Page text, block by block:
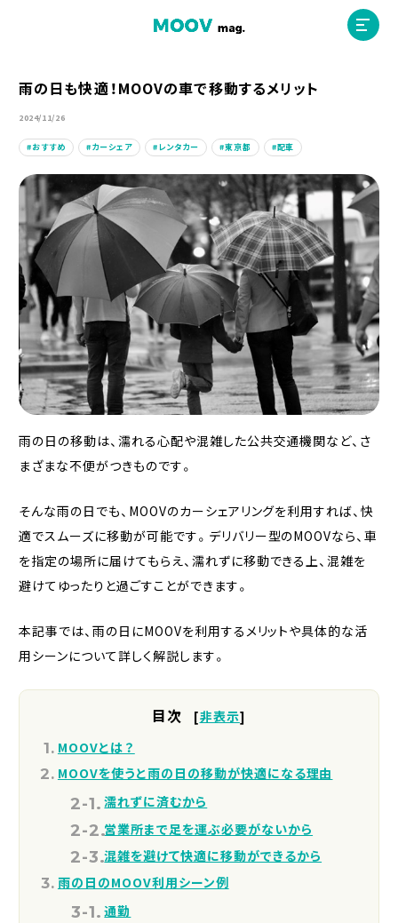
ホーム
運営会社
MOOVマガジン利用規約
お問合せ
人材募集（ライター、配車スタッフ、デザイナー）
雨の日も快適！MOOVの車で移動するメリット
2024/11/26
おすすめ カーシェア レンタカー 東京都 配車
雨の日の移動は、濡れる心配や混雑した公共交通機関など、さ
まざまな不便がつきものです。
そんな雨の日でも、MOOVのカーシェアリングを利用すれば、快
適でスムーズに移動が可能です。デリバリー型のMOOVなら、車
を指定の場所に届けてもらえ、濡れずに移動できる上、混雑を
避けてゆったりと過ごすことができます。
本記事では、雨の日にMOOVを利用するメリットや具体的な活
用シーンについて詳しく解説します。
目次 [非表示]
MOOVとは？
MOOVを使うと雨の日の移動が快適になる理由
濡れずに済むから
営業所まで足を運ぶ必要がないから
混雑を避けて快適に移動ができるから
雨の日のMOOV利用シーン例
通勤